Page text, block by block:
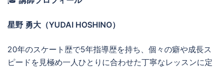
星野 勇大（YUDAI HOSHINO）
20年のスケート歴で5年指導歴を持ち、個々の癖や成長ス
ピードを見極め一人ひとりに合わせた丁寧なレッスンに定